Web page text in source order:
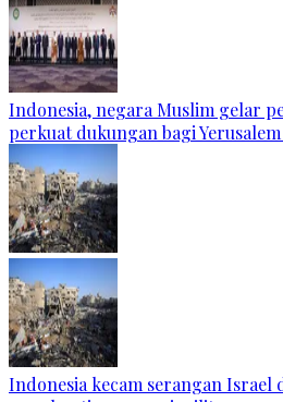
Indonesia, negara Muslim gelar
perkuat dukungan bagi
Indonesia kecam serangan Israel